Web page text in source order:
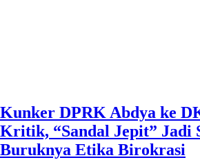
Kunker DPRK Abdya ke
Kritik, “Sandal Jepit” Jadi
Buruknya Etika Birokrasi